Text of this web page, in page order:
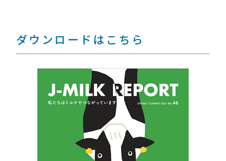
ダウンロードはこちら